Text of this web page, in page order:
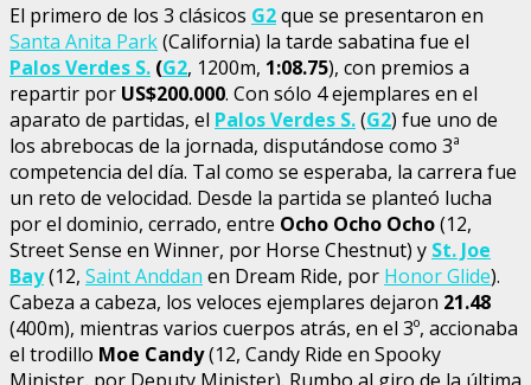
El primero de los 3 clásicos G2que se presentaron en
Santa Anita Park(California) la tarde sabatina fue el
Palos Verdes S. (G2, 1200m, 1:08.75), con premios a
repartir por US$200.000. Con sólo 4 ejemplares en el
aparato de partidas, el Palos Verdes S.(G2) fue uno de
los abrebocas de la jornada, disputándose como 3ª
competencia del día. Tal como se esperaba, la carrera fue
un reto de velocidad. Desde la partida se planteó lucha
por el dominio, cerrado, entre Ocho Ocho Ocho(12,
Street Sense en Winner, por Horse Chestnut) y St. Joe
Bay(12, Saint Anddan en Dream Ride, por Honor Glide).
Cabeza a cabeza, los veloces ejemplares dejaron 21.48
(400m), mientras varios cuerpos atrás, en el 3º, accionaba
el trodillo Moe Candy(12, Candy Ride en Spooky